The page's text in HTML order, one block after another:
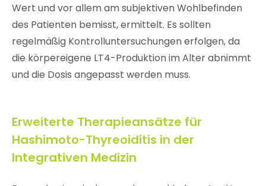
Wert und vor allem am subjektiven Wohlbefinden
des Patienten bemisst, ermittelt. Es sollten
regelmäßig Kontrolluntersuchungen erfolgen, da
die körpereigene LT4-Produktion im Alter abnimmt
und die Dosis angepasst werden muss.
Erweiterte Therapieansätze für
Hashimoto-Thyreoiditis in der
Integrativen Medizin